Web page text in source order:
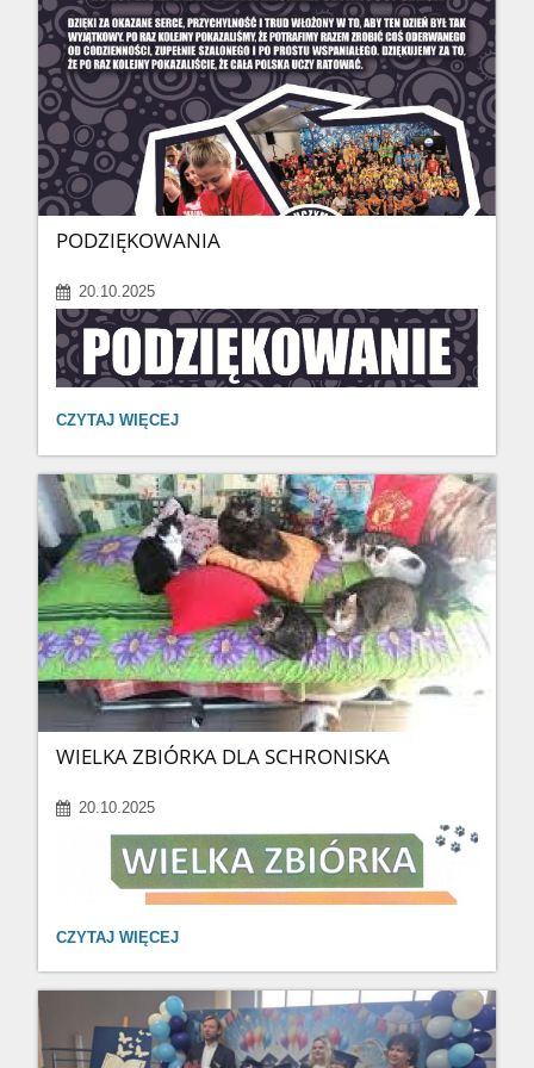
PODZIĘKOWANIA
20.10.2025
PODZIĘKOWANIA:
CZYTAJ WIĘCEJ
WIELKA ZBIÓRKA DLA SCHRONISKA
20.10.2025
WIELKA
DLA
SCHRONISKA:
CZYTAJ WIĘCEJ